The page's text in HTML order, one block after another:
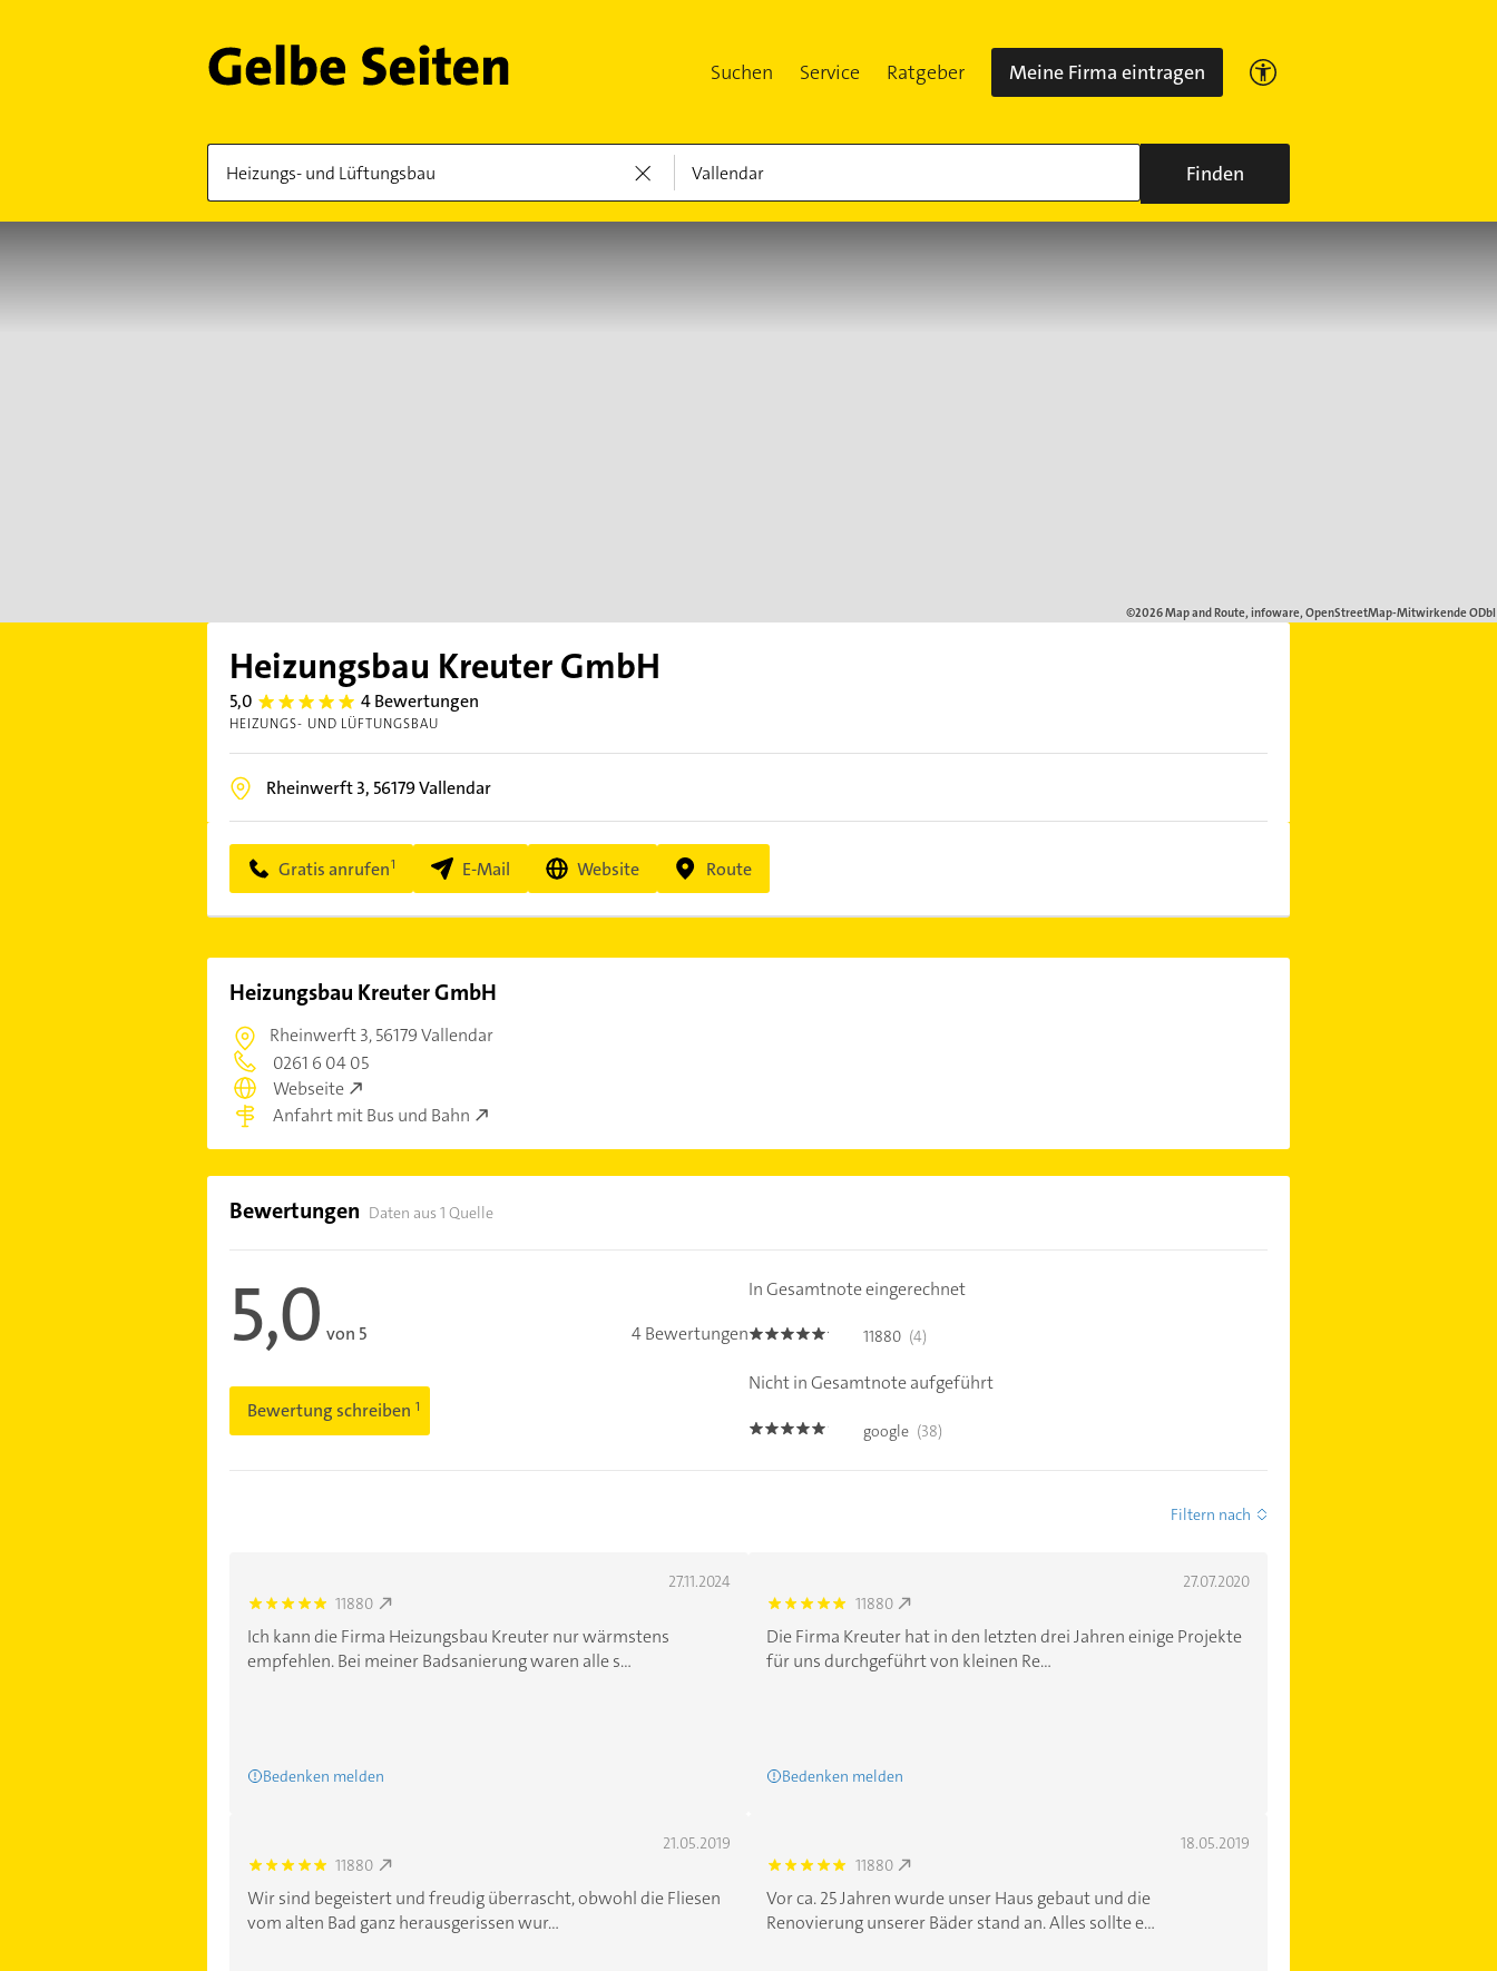
Suchen Service Ratgeber Meine Firma eintragen
Finden
Heizungsbau Kreuter GmbH
5,0 5.0 4 Bewertungen
HEIZUNGS- UND LÜFTUNGSBAU
Rheinwerft 3, 56179Vallendar
Gratis anrufen E-Mail Website Route
Heizungsbau Kreuter GmbH
Rheinwerft 3,56179 Vallendar
0261 6 04 05
Webseite
Anfahrt mit Bus und Bahn
Bewertungen Daten aus 1 Quelle
5,0 von 5 4 Bewertungen
Bewertung schreiben
In Gesamtnote eingerechnet
5.0 11880 (4)
Nicht in Gesamtnote aufgeführt
4.9 google (38)
Filtern nach
27.11.2024
5.0 11880
Ich kann die Firma Heizungsbau Kreuter nur wärmstens
empfehlen. Bei meiner Badsanierung waren alle s...
Bedenken melden
27.07.2020
5.0 11880
Die Firma Kreuter hat in den letzten drei Jahren einige Projekte
für uns durchgeführt von kleinen Re...
Bedenken melden
21.05.2019
5.0 11880
Wir sind begeistert und freudig überrascht, obwohl die Fliesen
vom alten Bad ganz herausgerissen wur...
18.05.2019
5.0 11880
Vor ca. 25 Jahren wurde unser Haus gebaut und die
Renovierung unserer Bäder stand an. Alles sollte e...